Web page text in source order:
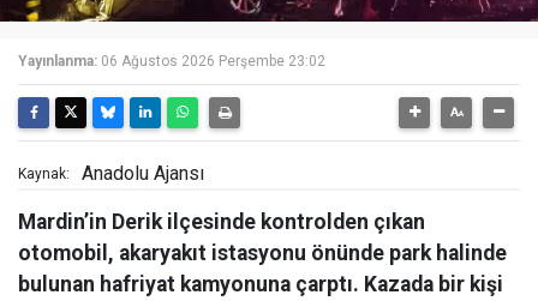
Yayınlanma: 06 Ağustos 2026 Perşembe 23:02
Kaynak: Anadolu Ajansı
Mardin’in Derik ilçesinde kontrolden çıkan
otomobil, akaryakıt istasyonu önünde park halinde
bulunan hafriyat kamyonuna çarptı. Kazada bir kişi